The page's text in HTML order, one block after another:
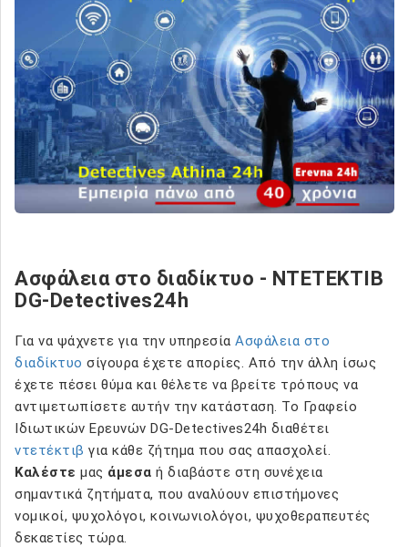
Ασφάλεια στο διαδίκτυο - NTETEKTIB
DG-Detectives24h
Για να ψάχνετε για την υπηρεσία Ασφάλεια στο
διαδίκτυο σίγουρα έχετε απορίες. Από την άλλη ίσως
έχετε πέσει θύμα και θέλετε να βρείτε τρόπους να
αντιμετωπίσετε αυτήν την κατάσταση. Το Γραφείο
Ιδιωτικών Ερευνών DG-Detectives24h διαθέτει
ντετέκτιβ για κάθε ζήτημα που σας απασχολεί.
Καλέστε μας άμεσα ή διαβάστε στη συνέχεια
σημαντικά ζητήματα, που αναλύουν επιστήμονες
νομικοί, ψυχολόγοι, κοινωνιολόγοι, ψυχοθεραπευτές
δεκαετίες τώρα.